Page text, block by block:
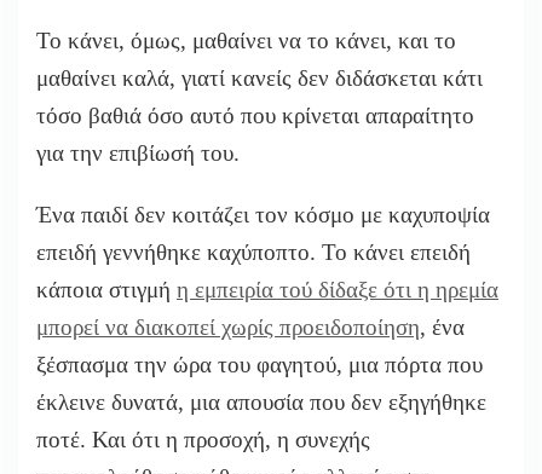
Το κάνει, όμως, μαθαίνει να το κάνει, και το
μαθαίνει καλά, γιατί κανείς δεν διδάσκεται κάτι
τόσο βαθιά όσο αυτό που κρίνεται απαραίτητο
για την επιβίωσή του.
Ένα παιδί δεν κοιτάζει τον κόσμο με καχυποψία
επειδή γεννήθηκε καχύποπτο. Το κάνει επειδή
κάποια στιγμή η εμπειρία τού δίδαξε ότι η ηρεμία
μπορεί να διακοπεί χωρίς προειδοποίηση, ένα
ξέσπασμα την ώρα του φαγητού, μια πόρτα που
έκλεινε δυνατά, μια απουσία που δεν εξηγήθηκε
ποτέ. Και ότι η προσοχή, η συνεχής